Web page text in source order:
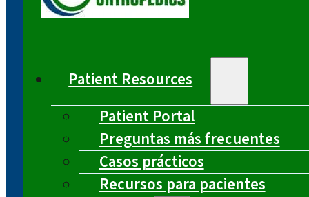
Patient Resources
Patient Portal
Preguntas más frecuentes
Casos prácticos
Recursos para pacientes